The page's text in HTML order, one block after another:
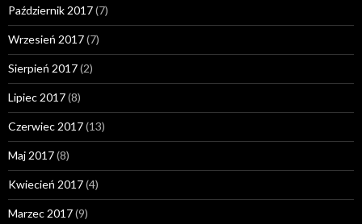
Październik 2017(7)
Wrzesień 2017(7)
Sierpień 2017(2)
Lipiec 2017(8)
Czerwiec 2017(13)
Maj 2017(8)
Kwiecień 2017(4)
Marzec 2017(9)